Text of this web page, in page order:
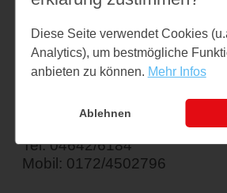
24376 Kappeln
↪ Google Maps öffnen
Kontakt
sebode@schlei-
Tel: 04642/6184
Mobil: 0172/4502796
Diese Seite verwendet Cookies
Analytics), um bestmögliche
anbieten zu können. Mehr Infos
Ablehnen